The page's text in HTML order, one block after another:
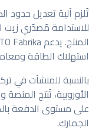
للاستدامة مُصدّري زيت
استهلاك الطاقة
بالنسبة للمنشآت في
الأوروبية، تُنتج المنصة
على مستوى الدفعة
الجمارك.